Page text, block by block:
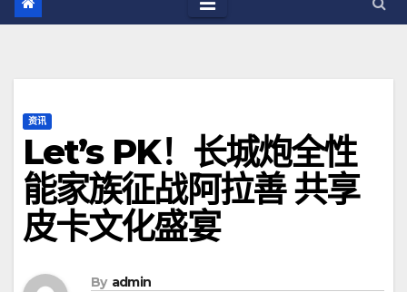
资讯
Let’s PK！长城炮全性
能家族征战阿拉善 共享
皮卡文化盛宴
By admin